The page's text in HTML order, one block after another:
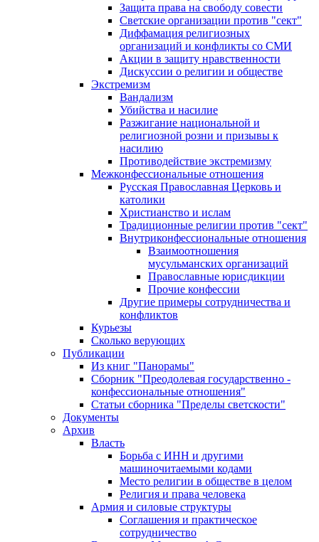
Защита права на свободу совести
Светские организации против "сект"
Диффамация религиозных
организаций и конфликты со СМИ
Акции в защиту нравственности
Дискуссии о религии и обществе
Экстремизм
Вандализм
Убийства и насилие
Разжигание национальной и
религиозной розни и призывы к
насилию
Противодействие экстремизму
Межконфессиональные отношения
Русская Православная Церковь и
католики
Христианство и ислам
Традиционные религии против "сект"
Внутриконфессиональные отношения
Взаимоотношения
мусульманских организаций
Православные юрисдикции
Прочие конфессии
Другие примеры сотрудничества и
конфликтов
Курьезы
Сколько верующих
Публикации
Из книг "Панорамы"
Сборник "Преодолевая государственно -
конфессиональные отношения"
Статьи сборника "Пределы светскости"
Документы
Архив
Власть
Борьба с ИНН и другими
машиночитаемыми кодами
Место религии в обществе в целом
Религия и права человека
Армия и силовые структуры
Соглашения и практическое
сотрудничество